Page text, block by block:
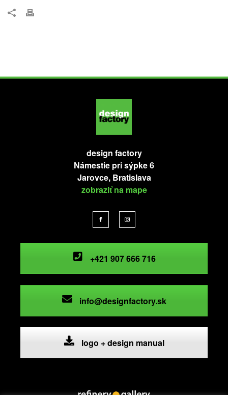
design factory
Námestie pri sýpke 6
Jarovce, Bratislava
zobraziť na mape
+421 907 666 716
info@designfactory.sk
logo + design manual